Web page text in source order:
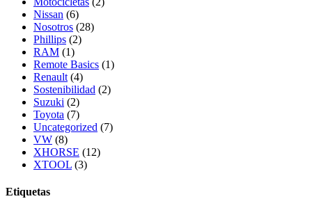
Nissan (6)
Nosotros (28)
Phillips (2)
RAM (1)
Remote Basics (1)
Renault (4)
Sostenibilidad (2)
Suzuki (2)
Toyota (7)
Uncategorized (7)
VW (8)
XHORSE (12)
XTOOL (3)
Etiquetas